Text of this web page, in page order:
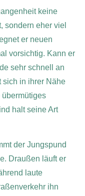
keine
sondern eher viel
er neuen
vorsichtig. Kann er
sehr schnell an
sich in ihrer Nähe
halt seine Art
der Jungspund
Draußen läuft er
laute
ihn